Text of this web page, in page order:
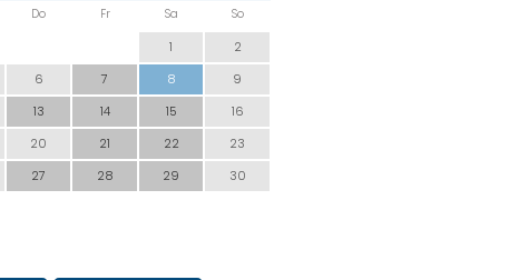
Do Fr Sa So
1
2
6 7 8
9
13 14 15
16
20 21 22
23
27 28 29
30